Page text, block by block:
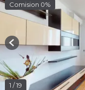
Comision 0%
1 /19
Previous